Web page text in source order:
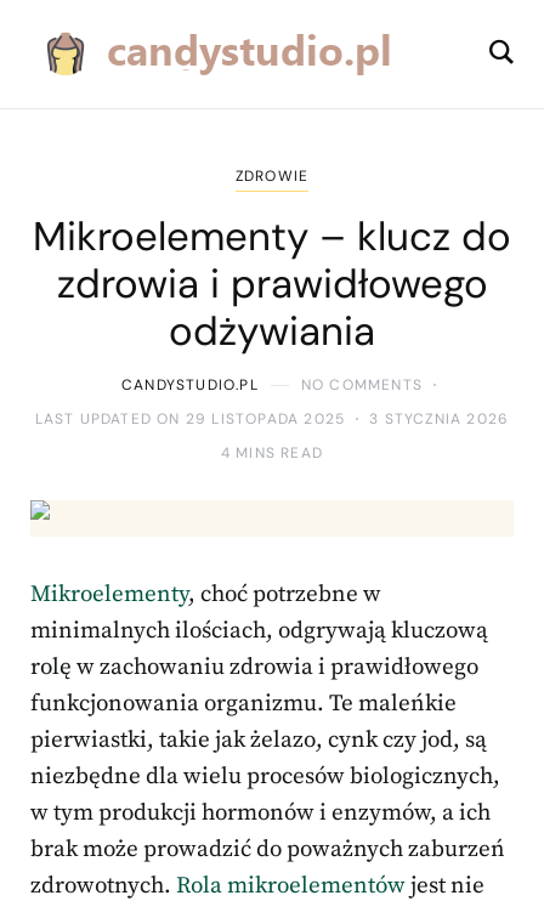
ZDROWIE
Mikroelementy – klucz do
zdrowia i prawidłowego
odżywiania
CANDYSTUDIO.PL
NO COMMENTS
LAST UPDATED ON 29 LISTOPADA 2025
3 STYCZNIA 2026
4 MINS READ
Mikroelementy, choć potrzebne w
minimalnych ilościach, odgrywają kluczową
rolę w zachowaniu zdrowia i prawidłowego
funkcjonowania organizmu. Te maleńkie
pierwiastki, takie jak żelazo, cynk czy jod, są
niezbędne dla wielu procesów biologicznych,
w tym produkcji hormonów i enzymów, a ich
brak może prowadzić do poważnych zaburzeń
zdrowotnych. Rola mikroelementówjest nie